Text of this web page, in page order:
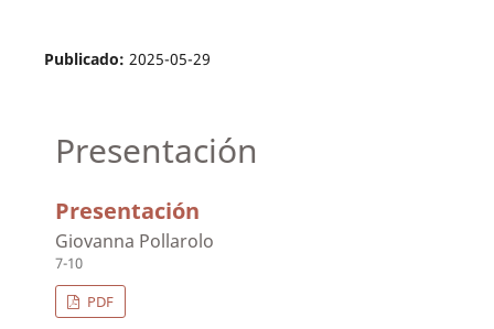
Publicado: 2025-05-29
Presentación
Presentación
Giovanna Pollarolo
7-10
PDF